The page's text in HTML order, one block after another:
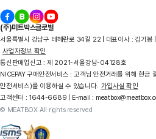
(주)미트박스글로벌
서울특별시 강남구 테헤란로 34길 22 | 대표이사 : 김기
사업자정보 확인
통신판매업신고 : 제 2021-서울강남-04128호
NICEPAY 구매안전서비스 : 고객님 안전거래를 위해 현금
안전서비스)를 이용하실 수 있습니다. 가입사실 확인
고객센터 : 1644-6689 | E-mail :
© MEATBOX All rights reserved